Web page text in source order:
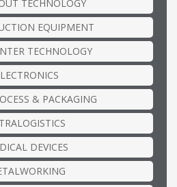
TECHNOLOGY
EQUIPMENT
TECHNOLOGY
& PACKAGING
DEVICES